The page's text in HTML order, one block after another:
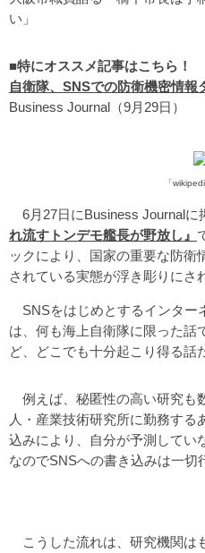
い」
■特にオススメ記事はこちら！
自衛隊、SNSでの防衛機密情
Business Journal（9月29日）
「
6月27日にBusiness Journalに
れ流すトンデモ艦長が野放し』
ックにより、国家の重要な防衛
されている実態が浮き彫りにさ
SNSをはじめとするインター
は、何も海上自衛隊に限った話
ど、どこでも十分起こり得る話
例えば、秘匿性の高い研究も
人・産業技術研究所に勤務する
込みにより、自分が予測してい
なのでSNSへの書き込みは一切
こうした流れは、研究機関は